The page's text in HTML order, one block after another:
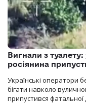
Вигнали з туалету:
росіянина
Українські оператори
бігати навколо
припустився